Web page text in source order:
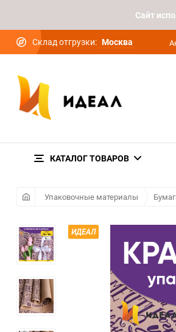
Cайт
Склад отгрузки: Москва
КАТАЛОГ ТОВАРОВ
Упаковочные материалы
ИДЕАЛ